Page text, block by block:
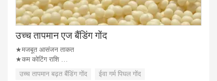
उच्च तापमान एज बैंडिंग गोंद
★मजबूत आसंजन ताकत
★कम कोटिंग राशि
उच्च तापमान बढ़त बैंडिंग गोंद ईवा गर्म पिघल गोंद